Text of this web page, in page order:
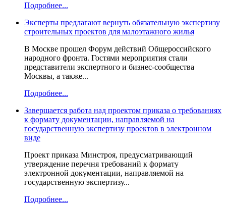
Подробнее...
Эксперты предлагают вернуть обязательную экспертизу
строительных проектов для малоэтажного жилья
В Москве прошел Форум действий Общероссийского
народного фронта. Гостями мероприятия стали
представители экспертного и бизнес-сообщества
Москвы, а также...
Подробнее...
Завершается работа над проектом приказа о требованиях
к формату документации, направляемой на
государственную экспертизу проектов в электронном
виде
Проект приказа Минстроя, предусматривающий
утверждение перечня требований к формату
электронной документации, направляемой на
государственную экспертизу...
Подробнее...